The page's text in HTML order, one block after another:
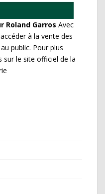
Roland Garros Avec
à la vente des
public. Pour plus
le site officiel de la